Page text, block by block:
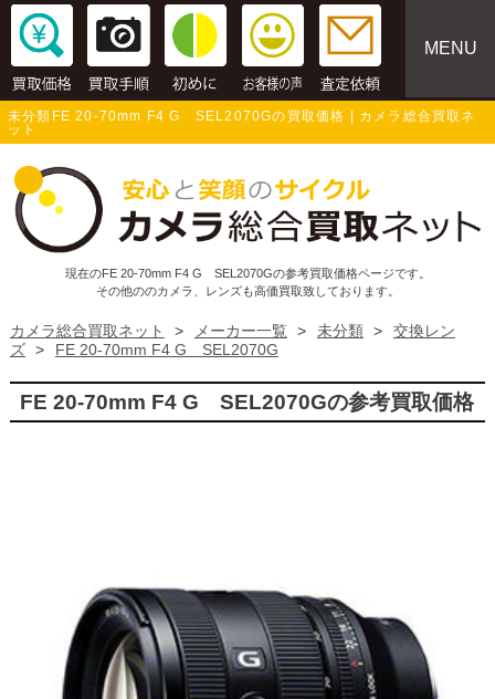
MENU
未分類FE 20-70mm F4 G SEL2070Gの買取価格 | カメラ総合買取ネ
ット
現在のFE 20-70mm F4 G SEL2070Gの参考買取価格ページです。
その他ののカメラ、レンズも高価買取致しております。
カメラ総合買取ネット > メーカー一覧 > 未分類 >
交換レン
ズ > FE 20-70mm F4 G SEL2070G
FE 20-70mm F4 G SEL2070Gの参考買取価格